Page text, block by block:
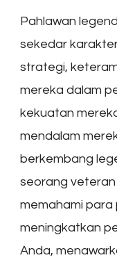
Pahlawan
sekedar
strategi,
mereka dalam
kekuatan
mendalam
berkembang
seorang
memahami para
meningkatkan
Anda,